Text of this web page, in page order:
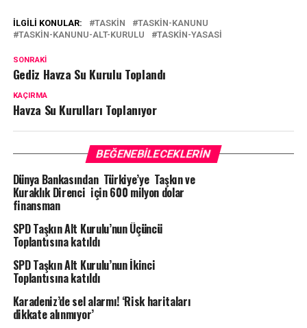
İLGILI KONULAR: TASKIN
TASKIN-KANUNU
TASKIN-KANUNU-ALT-KURULU
TASKIN-YASASI
SONRAKI
Gediz Havza Su Kurulu Toplandı
KAÇIRMA
Havza Su Kurulları Toplanıyor
BEĞENEBILECEKLERIN
Dünya Bankasından Türkiye’ye Taşkın ve
Kuraklık Direnci için 600 milyon dolar
finansman
SPD Taşkın Alt Kurulu’nun Üçüncü
Toplantısına katıldı
SPD Taşkın Alt Kurulu’nun İkinci
Toplantısına katıldı
Karadeniz’de sel alarmı! ‘Risk haritaları
dikkate alınmıyor’